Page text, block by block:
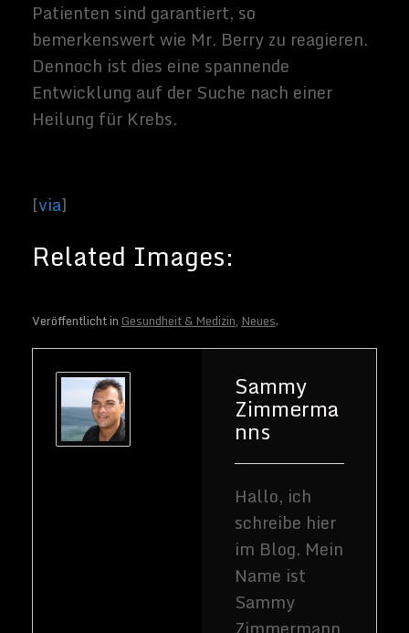
Veröffentlicht in Gesundheit & Medizin, Neues.